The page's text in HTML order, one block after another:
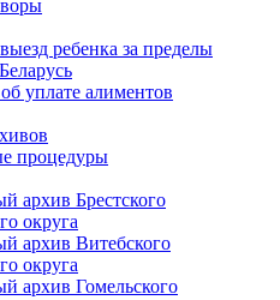
ребенка за пределы
уплате алиментов
процедуры
архив Брестского
округа
архив Витебского
округа
архив Гомельского